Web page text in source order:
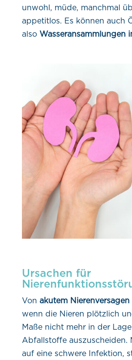
unwohl, müde, manchmal
appetitlos. Es können auch
also Wasseransammlungen
Ursachen für
Von akutem Nierenversagen
wenn die Nieren plötzlich
Maße nicht mehr in der
Abfallstoffe auszuscheiden.
auf eine schwere Infektion,